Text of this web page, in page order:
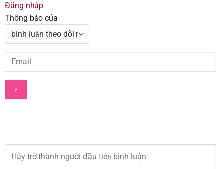
Đăng nhập
Thông báo của